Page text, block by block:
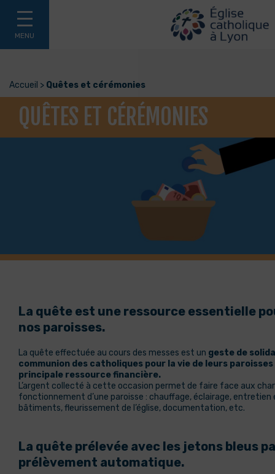
MENU
Accueil > Quêtes et cérémonies
QUÊTES ET CÉRÉMONIES
La quête est une ressource essentielle
nos paroisses.
La quête effectuée au cours des messes est un geste de
communion des catholiques pour la vie de leurs paroisses
principale ressource financière.
L’argent collecté à cette occasion permet de faire face aux
fonctionnement d’une paroisse : chauffage, éclairage,
bâtiments, fleurissement de l’église, documentation, etc.
La quête prélevée avec les jetons bleus
prélèvement automatique.